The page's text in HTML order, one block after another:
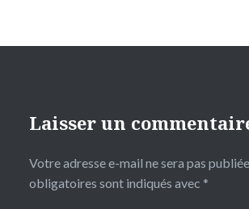
Laisser un
Votre adresse e-mail ne sera pas publiée.
obligatoires sont indiqués avec *